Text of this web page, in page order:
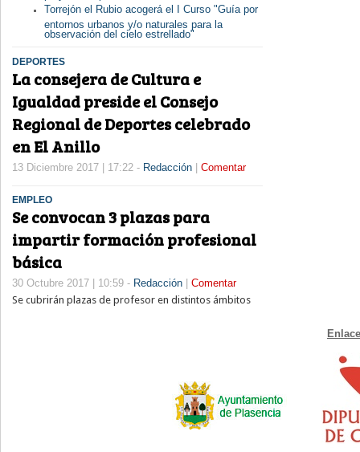
Torrejón el Rubio acogerá el I Curso "Guía por
entornos urbanos y/o naturales para la
observación del cielo estrellado"
DEPORTES
La consejera de Cultura e
Igualdad preside el Consejo
Regional de Deportes celebrado
en El Anillo
13 Diciembre 2017 | 17:22 - Redacción | Comentar
EMPLEO
Se convocan 3 plazas para
impartir formación profesional
básica
30 Octubre 2017 | 10:59 - Redacción
Comentar
Se cubrirán plazas de profesor en distintos ámbitos